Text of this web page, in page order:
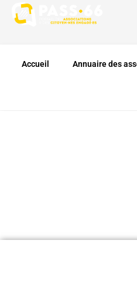
Accueil Annuaire des